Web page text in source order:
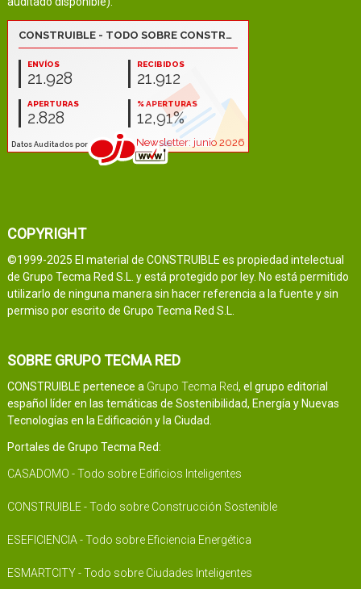
COPYRIGHT
©1999-2025 El material de CONSTRUIBLE es propiedad intelectual
de Grupo Tecma Red S.L. y está protegido por ley. No está permitido
utilizarlo de ninguna manera sin hacer referencia a la fuente y sin
permiso por escrito de Grupo Tecma Red S.L.
SOBRE GRUPO TECMA RED
CONSTRUIBLE pertenece a Grupo Tecma Red, el grupo editorial
español líder en las temáticas de Sostenibilidad, Energía y Nuevas
Tecnologías en la Edificación y la Ciudad.
Portales de Grupo Tecma Red:
CASADOMO - Todo sobre Edificios Inteligentes
CONSTRUIBLE - Todo sobre Construcción Sostenible
ESEFICIENCIA - Todo sobre Eficiencia Energética
ESMARTCITY - Todo sobre Ciudades Inteligentes